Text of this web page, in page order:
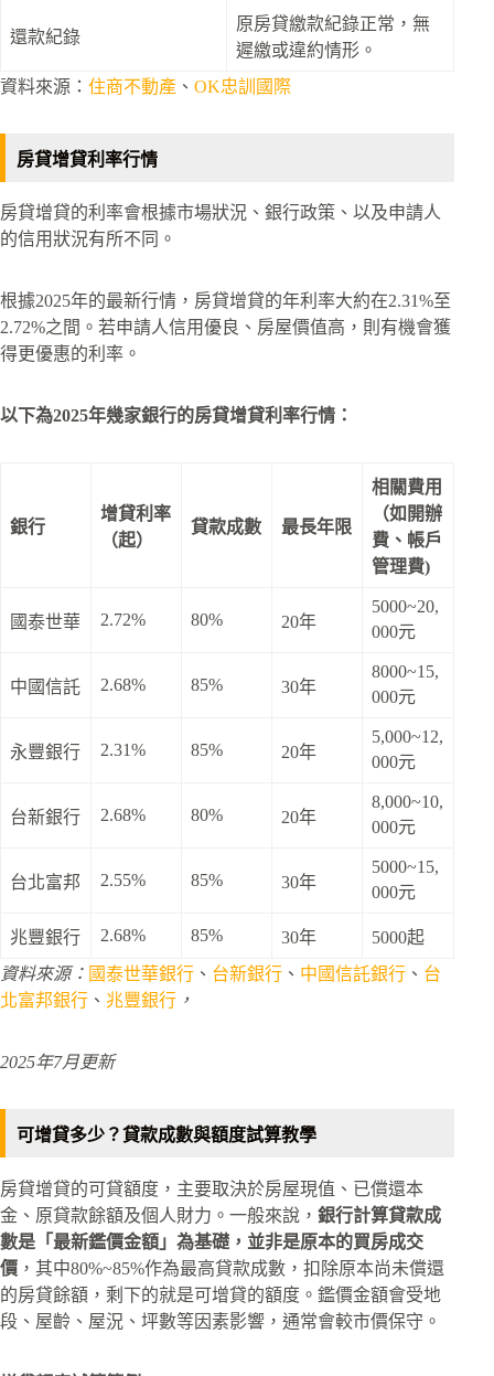
還款紀錄
原房貸繳款紀錄正常，無
遲繳或違約情形。
資料來源： 住商不動產 、 OK忠訓國際
房貸增貸利率行情
房貸增貸的利率會根據市場狀況、銀行政策、以及申請人
的信用狀況有所不同。
根據2025年的最新行情，房貸增貸的年利率大約在2.31%至
2.72%之間。若申請人信用優良、房屋價值高，則有機會獲
得更優惠的利率。
以下為2025年幾家銀行的房貸增貸利率行情：
銀行
增貸利率
（起）
貸款成數 最長年限
相關費用
（如開辦
費、帳戶
管理費)
國泰世華 2.72% 80% 20年
5000~20,
000元
中國信託 2.68% 85% 30年
8000~15,
000元
永豐銀行 2.31% 85% 20年
5,000~12,
000元
台新銀行 2.68% 80% 20年
8,000~10,
000元
台北富邦 2.55% 85% 30年
5000~15,
000元
兆豐銀行 2.68% 85% 30年
5000起
資料來源： 國泰世華銀行 、 台新銀行 、 中國信託銀行 、 台
北富邦銀行 、 兆豐銀行 ，
2025年7月更新
可增貸多少？貸款成數與額度試算教學
房貸增貸的可貸額度，主要取決於房屋現值、已償還本
金、原貸款餘額及個人財力。一般來說， 銀行計算貸款成
數是「最新鑑價金額」為基礎，並非是原本的買房成交
價 ，其中80%~85%作為最高貸款成數，扣除原本尚未償還
的房貸餘額，剩下的就是可增貸的額度。鑑價金額會受地
段、屋齡、屋況、坪數等因素影響，通常會較市價保守。